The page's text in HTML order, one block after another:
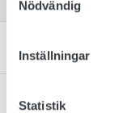
Nödvändig
Inställningar
Statistik